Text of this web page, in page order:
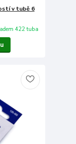
v tubě 6
422 tuba